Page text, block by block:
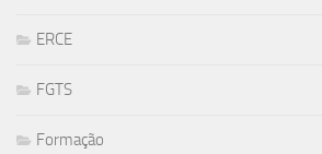
ERCE
FGTS
Formação